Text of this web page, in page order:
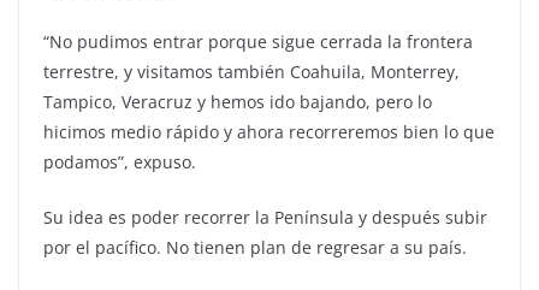
“No pudimos entrar porque sigue cerrada la frontera
terrestre, y visitamos también Coahuila, Monterrey,
Tampico, Veracruz y hemos ido bajando, pero lo
hicimos medio rápido y ahora recorreremos bien lo que
podamos”, expuso.
Su idea es poder recorrer la Península y después subir
por el pacífico. No tienen plan de regresar a su país.